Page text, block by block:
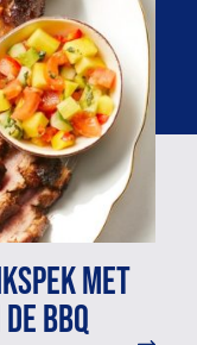
met
BBQ